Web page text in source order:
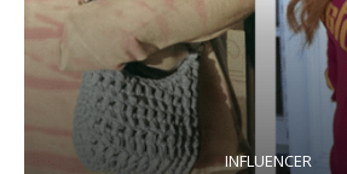
INFLUENCER